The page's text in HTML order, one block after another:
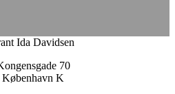
Ida Davidsen
70
København K